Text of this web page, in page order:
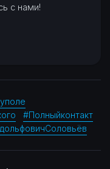
с нами!
#Полныйконтакт